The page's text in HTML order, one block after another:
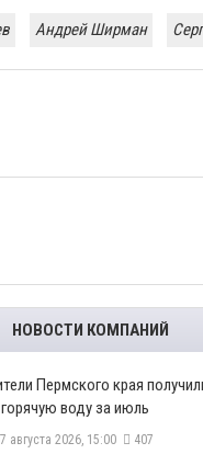
Андрей Ширман
НОВОСТИ КОМПАНИЙ
Пермского края
воду за июль
августа 2026, 15:00 407